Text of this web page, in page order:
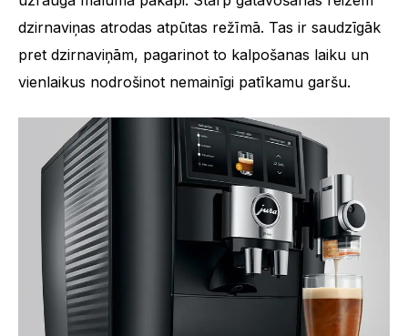
Dzērienu skaits 31
dzirnaviņas atrodas atpūtas režīmā. Tas ir saudzīgāk
pret dzirnaviņām, pagarinot to kalpošanas laiku un
vienlaikus nodrošinot nemainīgi patīkamu garšu.